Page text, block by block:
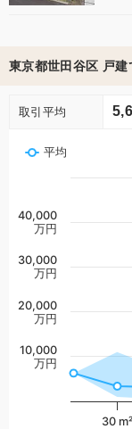
東京都世田谷区 戸建
取引平均
平均
30 m²
10,000
万円
20,000
万円
30,000
万円
40,000
万円